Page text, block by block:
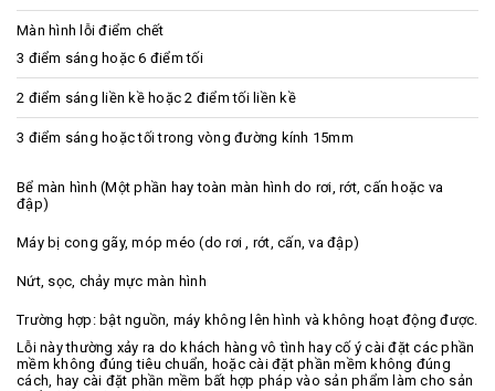
Màn hình lỗi điểm chết
3 điểm sáng hoặc 6 điểm tối
2 điểm sáng liền kề hoặc 2 điểm tối liền kề
3 điểm sáng hoặc tối trong vòng đường kính 15mm
Bể màn hình (Một phần hay toàn màn hình do rơi, rớt, cấn hoặc va
đập)
Máy bị cong gãy, móp méo (do rơi , rớt, cấn, va đập)
Nứt, sọc, chảy mực màn hình
Trường hợp: bật nguồn, máy không lên hình và không hoạt động được.
Lỗi này thường xảy ra do khách hàng vô tình hay cố ý cài đặt các phần
mềm không đúng tiêu chuẩn, hoặc cài đặt phần mềm không đúng
cách, hay cài đặt phần mềm bất hợp pháp vào sản phẩm làm cho sản